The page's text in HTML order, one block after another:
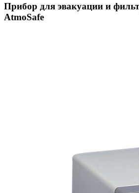
Прибор для эвакуации и
AtmoSafe